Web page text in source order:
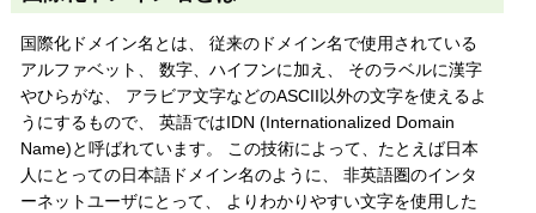
国際化ドメイン名とは、 従来のドメイン名で使用されている
アルファベット、 数字、ハイフンに加え、 そのラベルに漢字
やひらがな、 アラビア文字などのASCII以外の文字を使えるよ
うにするもので、 英語ではIDN (Internationalized Domain
Name)と呼ばれています。 この技術によって、たとえば日本
人にとっての日本語ドメイン名のように、 非英語圏のインタ
ーネットユーザにとって、 よりわかりやすい文字を使用した